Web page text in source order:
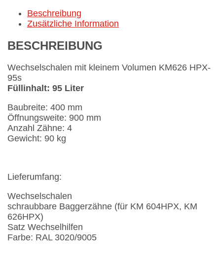
Beschreibung
Zusätzliche Information
BESCHREIBUNG
Wechselschalen mit kleinem Volumen KM626 HPX-
95s
Füllinhalt: 95 Liter
Baubreite: 400 mm
Öffnungsweite: 900 mm
Anzahl Zähne: 4
Gewicht: 90 kg
Lieferumfang:
Wechselschalen
schraubbare Baggerzähne (für KM 604HPX, KM
626HPX)
Satz Wechselhilfen
Farbe: RAL 3020/9005